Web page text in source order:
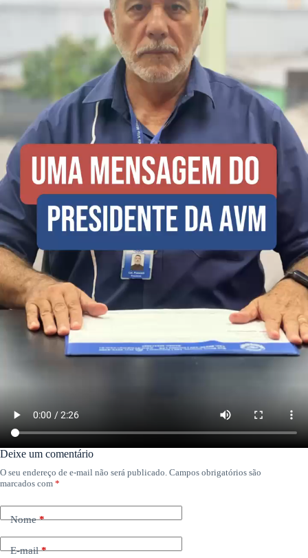
Deixe um comentário
O seu endereço de e-mail não será publicado. Campos obrigatórios são
marcados com *
Nome*
E-mail*